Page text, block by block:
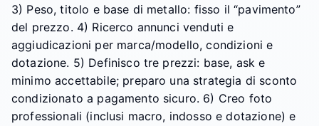
3) Peso, titolo e base di metallo: fisso il “pavimento”
del prezzo. 4) Ricerco annunci venduti e
aggiudicazioni per marca/modello, condizioni e
dotazione. 5) Definisco tre prezzi: base, ask e
minimo accettabile; preparo una strategia di sconto
condizionato a pagamento sicuro. 6) Creo foto
professionali (inclusi macro, indosso e dotazione) e